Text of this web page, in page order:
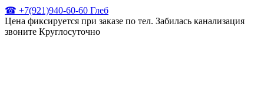
☎ +7(921)940-60-60 Глеб
Цена фиксируется при заказе по тел. Забилась канализация
звоните Круглосуточно